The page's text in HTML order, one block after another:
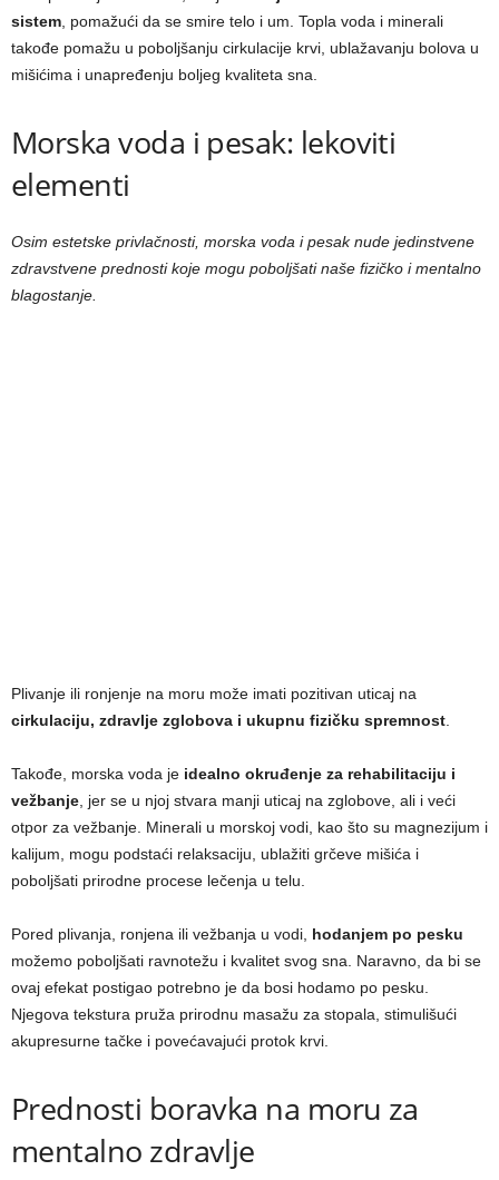
sistem, pomažući da se smire telo i um. Topla voda i minerali
takođe pomažu u poboljšanju cirkulacije krvi, ublažavanju bolova u
mišićima i unapređenju boljeg kvaliteta sna.
Morska voda i pesak: lekoviti
elementi
Osim estetske privlačnosti, morska voda i pesak nude jedinstvene
zdravstvene prednosti koje mogu poboljšati naše fizičko i mentalno
blagostanje.
Plivanje ili ronjenje na moru može imati pozitivan uticaj na
cirkulaciju, zdravlje zglobova i ukupnu fizičku spremnost
Takođe, morska voda je idealno okruđenje za rehabilitaciju i
vežbanje , jer se u njoj stvara manji uticaj na zglobove, ali i veći
otpor za vežbanje. Minerali u morskoj vodi, kao što su magnezijum i
kalijum, mogu podstaći relaksaciju, ublažiti grčeve mišića i
poboljšati prirodne procese lečenja u telu.
Pored plivanja, ronjena ili vežbanja u vodi, hodanjem po pesku
možemo poboljšati ravnotežu i kvalitet svog sna. Naravno, da bi se
ovaj efekat postigao potrebno je da bosi hodamo po pesku.
Njegova tekstura pruža prirodnu masažu za stopala, stimulišući
akupresurne tačke i povećavajući protok krvi.
Prednosti boravka na moru za
mentalno zdravlje